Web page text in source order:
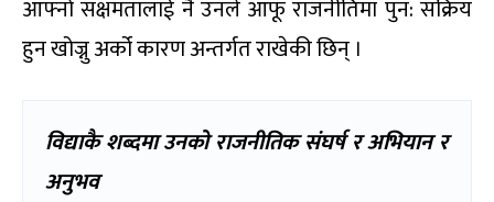
आफ्नो सक्षमतालाई नै उनले आफू राजनीतिमा पुन: सक्रिय
हुन खोज्नु अर्को कारण अन्तर्गत राखेकी छिन् ।
विद्याकै शब्दमा उनको राजनीतिक संघर्ष र अभियान र
अनुभव